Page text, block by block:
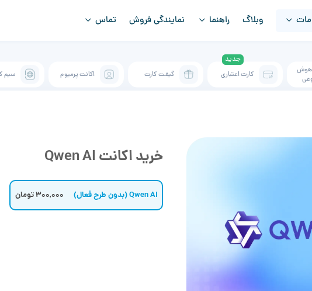
وبلاگ راهنما نمایندگی فروش تماس
هوش
کارت اعتباری گیفت کارت اکانت پرمیوم سیم
خرید اکانت Qwen AI
Qwen AI (بدون طرح فعال) 300,000 تومان